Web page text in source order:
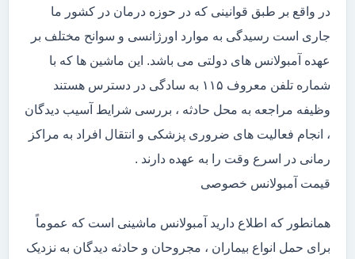
در واقع بر طبق قوانینی که در حوزه درمان در کشور ما
جاری است رسیدگی به موارد اورژانسی و سوانح مختلف بر
عهده آمبولانس های دولتی می باشد. این ماشین ها که با
شماره تلفن معروف ۱۱۵ به سادگی در دسترس هستند
وظیفه مراجعه به محل حادثه ، بررسی شرایط آسیب دیدگان
، انجام فعالیت های ضروری پزشکی و انتقال افراد به مراکز
رمانی در اسرع وقت را به عهده دارند .
قیمت آمبولانس خصوصی
همانطور که اطلاع دارید آمبولانس ماشینی است که عموماً
برای حمل انواع بیماران ، مجروحان و حادثه دیدگان به نزدیک